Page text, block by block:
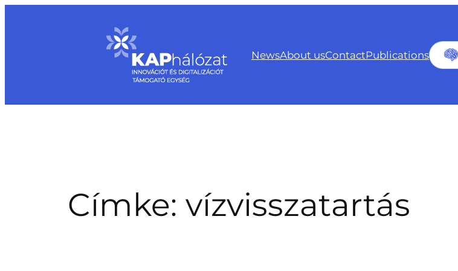
NewsAbout usContactPublications
Címke: vízvisszatartás